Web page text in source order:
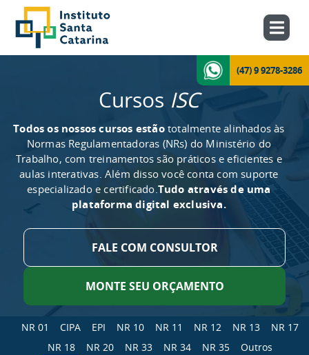
(47) 9 9278-3286
Cursos ISC
Todos os nossos cursos estãototalmente alinhados às
Normas Regulamentadoras (NRs) do Ministério do
Trabalho, com treinamentos são práticos e eficientes e
aulas interativas. Além disso você conta com suporte
especializado e certificado.Tudo através de uma
plataforma digital exclusiva.
FALE COM CONSULTOR
MONTE SEU ORÇAMENTO
NR 01 CIPA EPI NR 10 NR 11 NR 12 NR 13
NR 17
NR 18
NR 20 NR 33 NR 34 NR 35 Outros